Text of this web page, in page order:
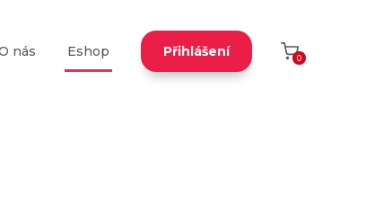
nás Eshop Přihlášení 0